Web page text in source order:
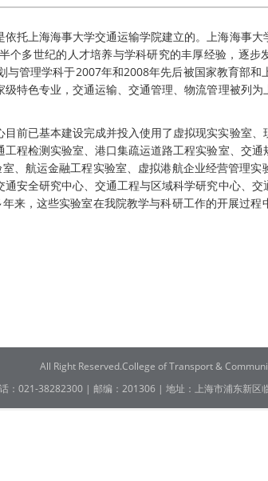
托上海海事大学交通运输学院建立的。上海海事
个多世纪的人才培养与学科研究的丰厚经验，逐步
与管理学科于2007年和2008年先后被国家教育部
特色专业，交通运输、交通管理、物流管理被列为
前已基本建设完成并投入使用了虚拟现实实验室、
程检测实验室、港口集疏运道路工程实验室、交
、航运金融工程实验室、虚拟港航企业经营管理实
安全研究中心、交通工程与区域科学研究中心、
来，这些实验室在我院教学与科研工作的开展过程
All Right Reserved.College of Transport &
：021-38282300 | 邮编：201306 | 地址：上海市浦东新区